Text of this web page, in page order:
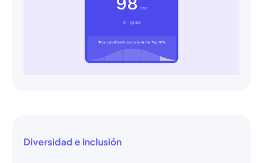
Diversidad e Inclusión